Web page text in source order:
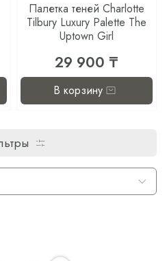
Палетка теней Charlotte
Tilbury Luxury Palette The
Uptown Girl
29 900 ₸
В корзину